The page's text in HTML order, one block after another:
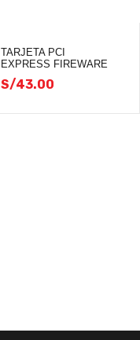
TARJETA PCI
EXPRESS FIREWARE
S/43.00